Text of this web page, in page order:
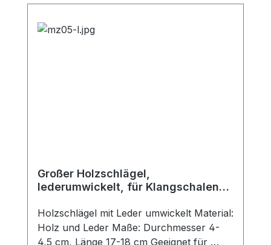
Großer Holzschlägel,
lederumwickelt, für Klangschalen
Holzschlägel mit Leder umwickelt Material:
Holz und Leder Maße: Durchmesser 4-
4,5 cm, Länge 17-18 cm Geeignet für